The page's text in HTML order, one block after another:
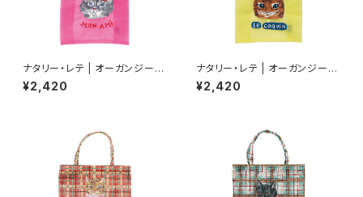
ナタリー・レテ | オーガンジーバ
ッグ S グレーキャット | Organd
y Bag S Gray cat
¥2,420
ナタリー・レテ | オーガンジーバ
ッグ S マヤ | Organdy Bag S
Maya
¥2,420